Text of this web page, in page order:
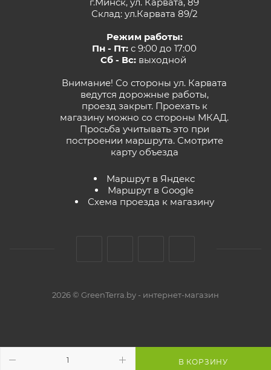
В КОРЗИНУ
г.Минск, ул. Карвата, 89
Склад: ул.Карвата 89/2
Режим работы:
Пн - Пт: с 9:00 до 17:00
Сб - Вс:выходной
Внимание! Со стороны ул. Карвата
ведутся дорожные работы,
проезд закрыт. Проехать к
магазину можно со стороны МКАД.
Просьба учитывать это при
построении маршрута. Смотрите
карту объезда
Маршрут в Яндекс
Маршрут в Google
Схема проезда к магазину
2026 © GreenTerra.by - интернет-магазин